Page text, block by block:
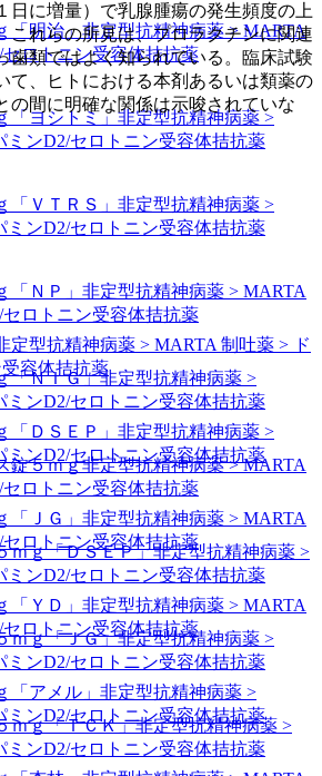
「明治」非定型抗精神病薬 > MARTA
ロトニン受容体拮抗薬
「ヨシトミ」非定型抗精神病薬 >
ミンD2/セロトニン受容体拮抗薬
「ＶＴＲＳ」 非定型抗精神病薬 >
ミンD2/セロトニン受容体拮抗薬
「ＮＰ」 非定型抗精神病薬 > MARTA
ロトニン受容体拮抗薬
「ＮＩＧ」非定型抗精神病薬 >
ミンD2/セロトニン受容体拮抗薬
錠５ｍｇ非定型抗精神病薬 > MARTA
ロトニン受容体拮抗薬
ｍｇ「ＤＳＥＰ」非定型抗精神病薬 >
ミンD2/セロトニン受容体拮抗薬
ｍｇ「ＪＧ」非定型抗精神病薬 >
ミンD2/セロトニン受容体拮抗薬
ｍｇ「ＴＣＫ」非定型抗精神病薬 >
ミンD2/セロトニン受容体拮抗薬
日に増量）で乳腺腫瘍の発生頻度の上
これらの所見は、プロラクチンに関連
歯類ではよく知られている。臨床試験
て、ヒトにおける本剤あるいは類薬の
の間に明確な関係は示唆されていな
定型抗精神病薬 > MARTA 制吐薬 > ド
容体拮抗薬
「ＤＳＥＰ」 非定型抗精神病薬 >
ミンD2/セロトニン受容体拮抗薬
「ＪＧ」 非定型抗精神病薬 > MARTA
ロトニン受容体拮抗薬
「ＹＤ」 非定型抗精神病薬 > MARTA
ロトニン受容体拮抗薬
「アメル」 非定型抗精神病薬 >
ミンD2/セロトニン受容体拮抗薬